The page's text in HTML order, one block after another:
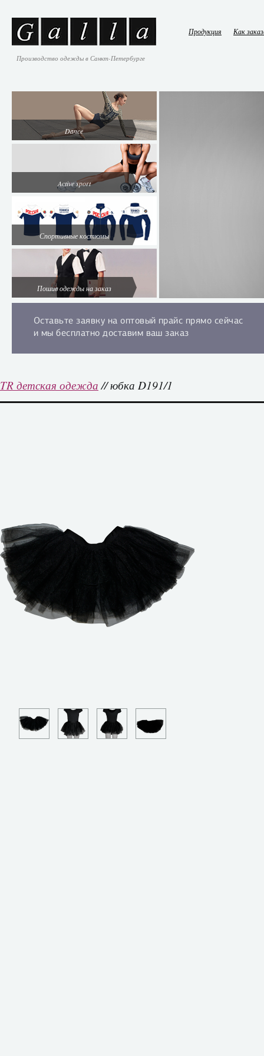
Производство одежды в Санкт-Петербурге
Продукция Как
Dance
Active sport
Спортивные костюмы
Пошив одежды на заказ
Оставьте заявку на оптовый прайс прямо сейчас
и мы бесплатно доставим ваш заказ
TR детская одежда// юбка D191/1